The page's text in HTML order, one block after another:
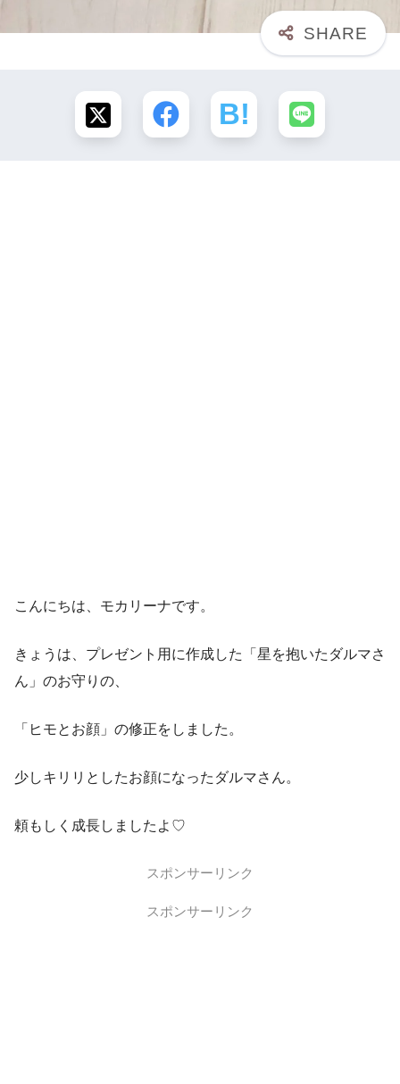
こんにちは、モカリーナです。
きょうは、プレゼント用に作成した「星を抱いたダルマさ
ん」のお守りの、
「ヒモとお顔」の修正をしました。
少しキリリとしたお顔になったダルマさん。
頼もしく成長しましたよ♡
スポンサーリンク
スポンサーリンク